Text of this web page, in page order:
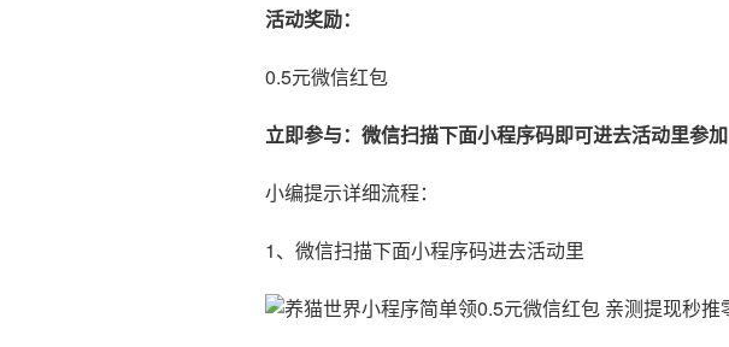
活动奖励：
0.5元微信红包
立即参与：微信扫描下面小程序码即可进去活动里参加
小编提示详细流程：
1、微信扫描下面小程序码进去活动里